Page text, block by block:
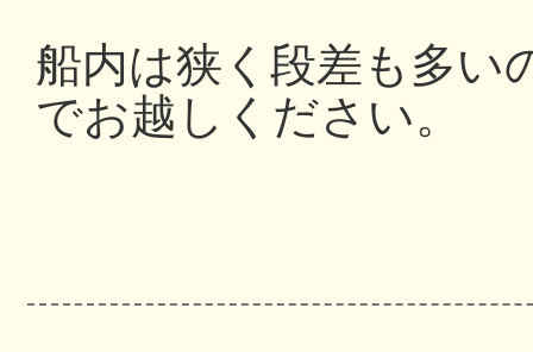
船内は狭く段差も多い
でお越しください。